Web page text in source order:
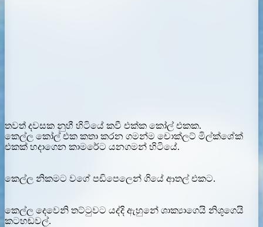
තවත් දවසක නුහී හිටියේ කවී එක්ක කෝල් එකක.
කෙල්ල කෝල් එක කතා කරන ගමන්ම චොක්ලට් මිල්ක්ශේක්
එකක් හදාගෙන කාමරේට යනගමන් හිටියේ.
කෙල්ල නිකමට වගේ පඩිපෙලෙන් ගියේ ආතල් එකට.
කෙල්ල දෙවෙනි තට්ටුවට යද්දි ඇහුනේ ශාක්‍යාගෙයි නිශූගෙයි
කටහඬවල්.